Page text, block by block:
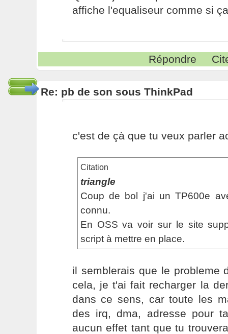
affiche l'equaliseur comme si
Répondre
Re: pb de son sous ThinkPad
c'est de çà que tu veux parler
Citation
triangle
Coup de bol j'ai un TP600e
connu.
En OSS va voir sur le site
script à mettre en place.
il semblerais que le probleme
cela, je t'ai fait recharger la
dans ce sens, car toute les
des irq, dma, adresse pour
aucun effet tant que tu